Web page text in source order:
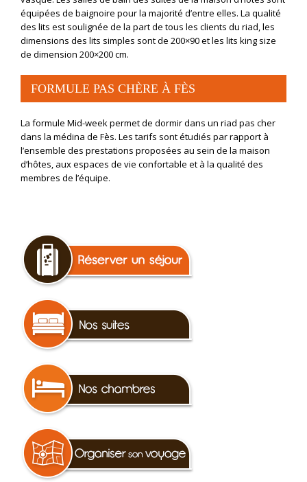
équipées de baignoire pour la majorité d’entre elles. La qualité
des lits est soulignée de la part de tous les clients du riad, les
dimensions des lits simples sont de 200×90 et les lits king size
de dimension 200×200 cm.
FORMULE PAS CHÈRE À FÈS
La formule Mid-week permet de dormir dans un riad pas cher
dans la médina de Fès. Les tarifs sont étudiés par rapport à
l’ensemble des prestations proposées au sein de la maison
d’hôtes, aux espaces de vie confortable et à la qualité des
membres de l’équipe.